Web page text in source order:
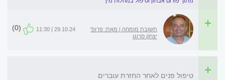
תשובת מומחה | מאת: פרופ'
יצחק סרוגו
29.10.24 | 11:30
(0)
טיפול פנים לאחר החזרת עוברים